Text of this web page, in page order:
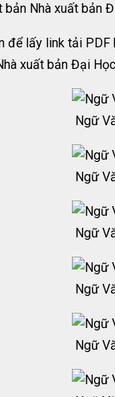
Nhà xuất bản
lấy link tải PDF
xuất bản Đại
Ngữ
Ngữ
Ngữ
Ngữ
Ngữ